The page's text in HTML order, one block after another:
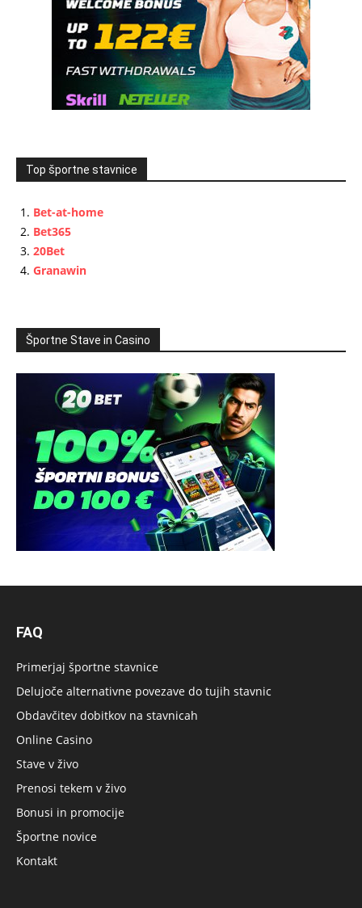
Top športne stavnice
Bet-at-home
Bet365
20Bet
Granawin
Športne Stave in Casino
FAQ
Primerjaj športne stavnice
Delujoče alternativne povezave do tujih stavnic
Obdavčitev dobitkov na stavnicah
Online Casino
Stave v živo
Prenosi tekem v živo
Bonusi in promocije
Športne novice
Kontakt